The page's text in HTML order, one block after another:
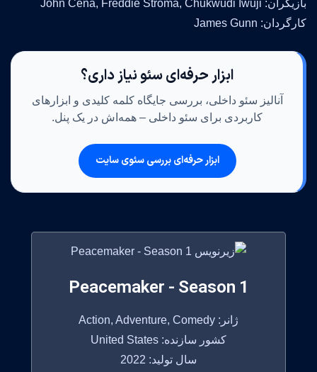
بازیگران: John Cena, Freddie Stroma, Chukwudi Iwuji
کارگردان: James Gunn
ابزار حرفه‌ای سئو نیاز داری؟
آنالیز سئو داخلی، بررسی جایگاه کلمه کلیدی و ابزارهای
کاربردی برای سئو داخلی – همه‌اش در یک پنل.
ابزار حرفه‌ای بررسی سئوی سایت
Peacemaker - Season 1
ژانر: Action, Adventure, Comedy
کشور سازنده: United States
سال تولید: 2022